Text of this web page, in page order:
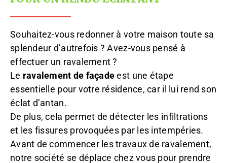
Souhaitez-vous redonner à votre maison toute sa
splendeur d’autrefois ? Avez-vous pensé à
effectuer un ravalement ?
Le ravalement de façadeest une étape
essentielle pour votre résidence, car il lui rend son
éclat d’antan.
De plus, cela permet de détecter les infiltrations
et les fissures provoquées par les intempéries.
Avant de commencer les travaux de ravalement,
notre société se déplace chez vous pour prendre